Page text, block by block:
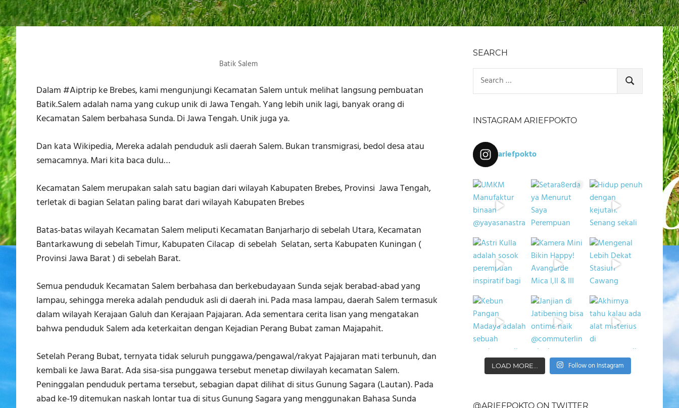
Batik Salem
Dalam #Aiptrip ke Brebes, kami mengunjungi Kecamatan Salem untuk melihat langsung pembuatan
Batik.Salem adalah nama yang cukup unik di Jawa Tengah. Yang lebih unik lagi, banyak orang di
Kecamatan Salem berbahasa Sunda. Di Jawa Tengah. Unik juga ya.
Dan kata Wikipedia, Mereka adalah penduduk asli daerah Salem. Bukan transmigrasi, bedol desa atau
semacamnya. Mari kita baca dulu…
​Kecamatan Salem merupakan salah satu bagian dari wilayah Kabupaten Brebes, Provinsi Jawa Tengah,
terletak di bagian Selatan paling barat dari wilayah Kabupaten Brebes
Batas-batas wilayah Kecamatan Salem meliputi Kecamatan Banjarharjo di sebelah Utara, Kecamatan
Bantarkawung di sebelah Timur, Kabupaten Cilacap di sebelah Selatan, serta Kabupaten Kuningan (
Provinsi Jawa Barat ) di sebelah Barat.
Semua penduduk Kecamatan Salem berbahasa dan berkebudayaan Sunda sejak berabad-abad yang
lampau, sehingga mereka adalah penduduk asli di daerah ini. Pada masa lampau, daerah Salem termasuk
dalam wilayah Kerajaan Galuh dan Kerajaan Pajajaran. Ada sementara cerita lisan yang mengatakan
bahwa penduduk Salem ada keterkaitan dengan Kejadian Perang Bubat zaman Majapahit.
Setelah Perang Bubat, ternyata tidak seluruh punggawa/pengawal/rakyat Pajajaran mati terbunuh, dan
kembali ke Jawa Barat. Ada sisa-sisa punggawa tersebut menetap diwilayah kecamatan Salem.
Peninggalan penduduk pertama tersebut, sebagian dapat dilihat di situs Gunung Sagara (Lautan). Pada
abad ke-19 ditemukan naskah lontar tua di situs Gunung Sagara yang menggunakan Bahasa Sunda
SEARCH
Search
for:
SEARCH
INSTAGRAM ARIEFPOKTO
ariefpokto
LOAD MORE... Follow on Instagram
@ARIEFPOKTO ON TWITTER